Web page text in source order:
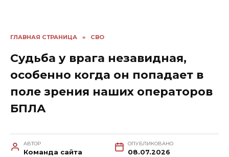
ГЛАВНАЯ СТРАНИЦА » СВО
Судьба у врага незавидная,
особенно когда он попадает в
поле зрения наших операторов
БПЛА
АВТОР
Команда сайта
ОПУБЛИКОВАНО
08.07.2026